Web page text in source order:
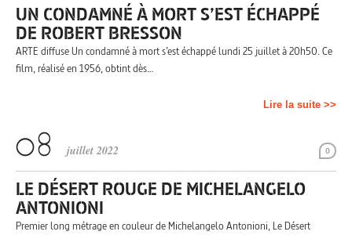
UN CONDAMNÉ À MORT S’EST ÉCHAPPÉ
DE ROBERT BRESSON
ARTE diffuse Un condamné à mort s’est échappé lundi 25 juillet à 20h50. Ce
film, réalisé en 1956, obtint dès…
Lire la suite >>
0
juillet 2022
LE DÉSERT ROUGE DE MICHELANGELO
ANTONIONI
Premier long métrage en couleur de Michelangelo Antonioni, Le Désert